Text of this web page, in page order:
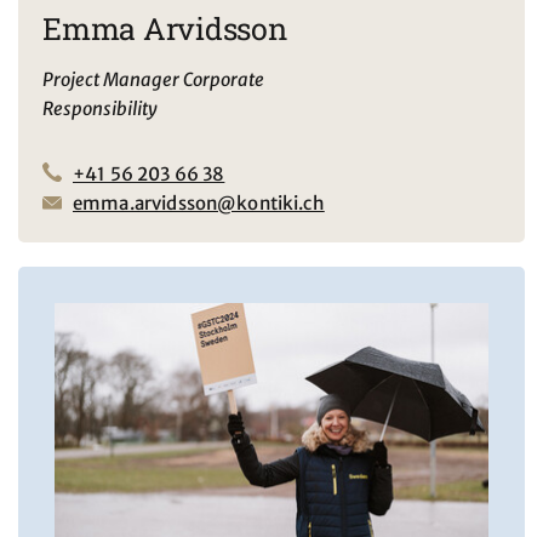
Emma Arvidsson
Project Manager Corporate
Responsibility
+41 56 203 66 38
emma.arvidsson@kontiki.ch